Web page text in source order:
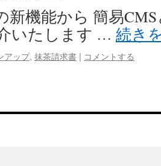
新機能から 簡易
いたします … 続き
アップ, 抹茶請求書 | コメントする